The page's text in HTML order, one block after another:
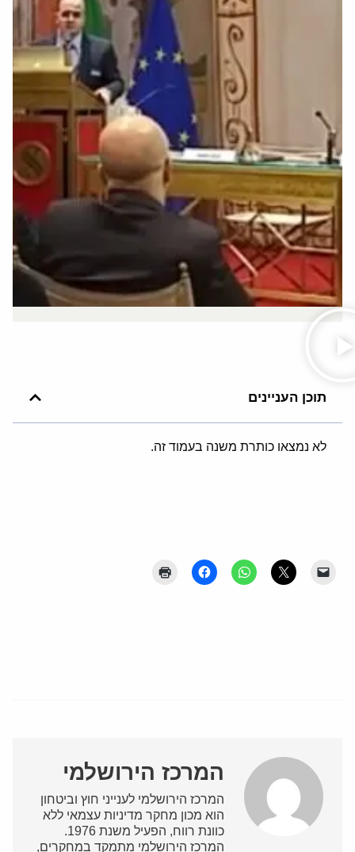
תוכן העניינים
לא נמצאו כותרת משנה בעמוד זה.
המרכז הירושלמי
המרכז הירושלמי לענייני חוץ וביטחון
הוא מכון מחקר מדיניות עצמאי ללא
כוונת רווח, הפעיל משנת 1976.
המרכז הירושלמי מתמקד במחקרים,